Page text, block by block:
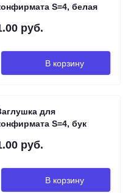
S=4, белая
руб.
В корзину
для
S=4, бук
руб.
В корзину